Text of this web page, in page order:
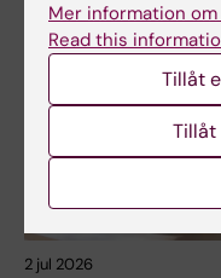
Relaterade
2 jul 2026
Mer information om
Read this
Tillåt
Tillåt